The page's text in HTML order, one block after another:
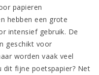
papieren
hebben een grote
intensief gebruik. De
geschikt voor
worden vaak veel
dit fijne poetspapier? Net